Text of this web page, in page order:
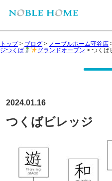
トップ> ブログ > ノーブルホーム守谷店
ジつくば
グランドオープン >つくば
2024.01.16
つくばビレッジ